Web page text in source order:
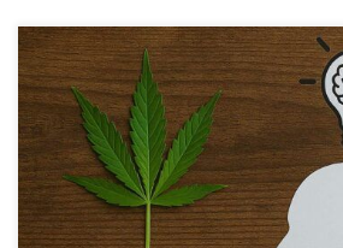
Jak THC wpływa na proces twórczy? THC
nerwowy, aktywując receptory CB1
nagrody i przyjemności. Dzięki temu może
motywację do poszukiwania nowych